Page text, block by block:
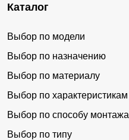
Каталог
Выбор по модели
Выбор по назначению
Выбор по материалу
Выбор по характеристикам
Выбор по способу монтажа
Выбор по типу